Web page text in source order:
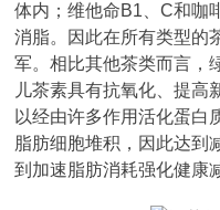
体内；维他命B1、C和咖
消脂。因此在所有类型的
军。相比其他茶类而言，
儿茶素具有抗氧化、提高
以经由许多作用活化蛋白
脂肪细胞堆积，因此达到
到加速脂肪消耗强化健康